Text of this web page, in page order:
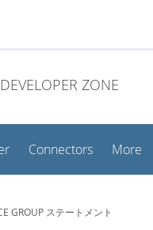
DEVELOPER ZONE
Connectors More
GROUP ステートメント